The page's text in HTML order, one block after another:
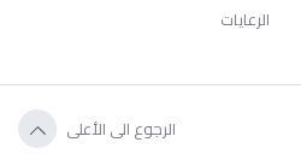
الرعايات
الرجوع الى الأعلى